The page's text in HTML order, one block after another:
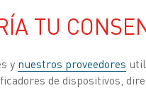
del gas a la
Sin embargo, es
TU
y nuestros proveedores
de dispositivos,